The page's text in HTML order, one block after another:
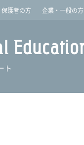
保護者の方 企業・一般の方
ト